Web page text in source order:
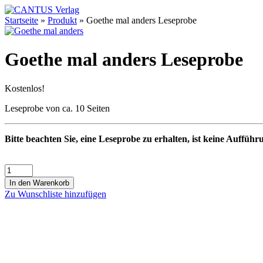
Startseite » Produkt » Goethe mal anders Leseprobe
Goethe mal anders Leseprobe
Kostenlos!
Leseprobe von ca. 10 Seiten
Bitte beachten Sie, eine Leseprobe zu erhalten, ist keine
In den Warenkorb
Zu Wunschliste hinzufügen